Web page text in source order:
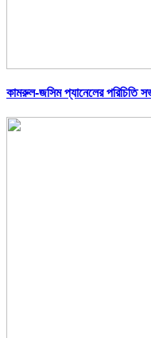
কামরুল-জসিম প্যানেলের পরিচিতি